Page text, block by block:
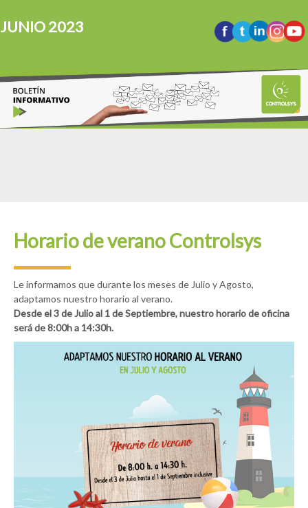
JUNIO 2023
Horario de verano Controlsys
Le informamos que durante los meses de Julio y Agosto,
adaptamos nuestro horario al verano.
Desde el 3 de Julio al 1 de Septiembre, nuestro horario de oficina
será de8:00h a 14:30h.